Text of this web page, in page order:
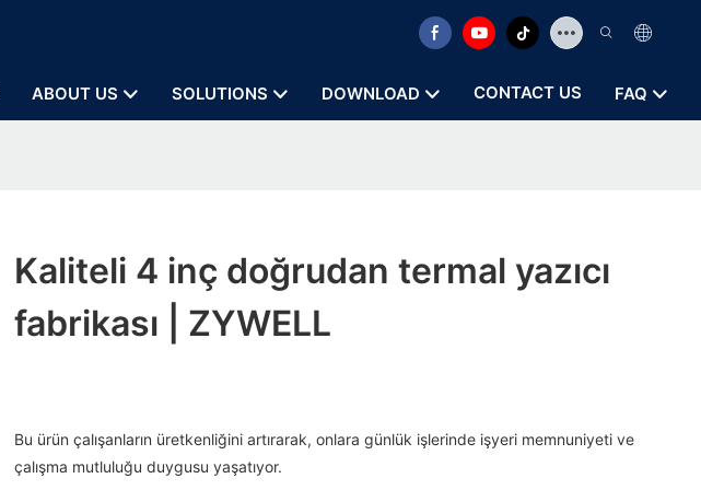
ABOUT US SOLUTIONS DOWNLOAD CONTACT US FAQ
Kaliteli 4 inç doğrudan termal yazıcı
fabrikası | ZYWELL
Bu ürün çalışanların üretkenliğini artırarak, onlara günlük işlerinde işyeri memnuniyeti ve
çalışma mutluluğu duygusu yaşatıyor.